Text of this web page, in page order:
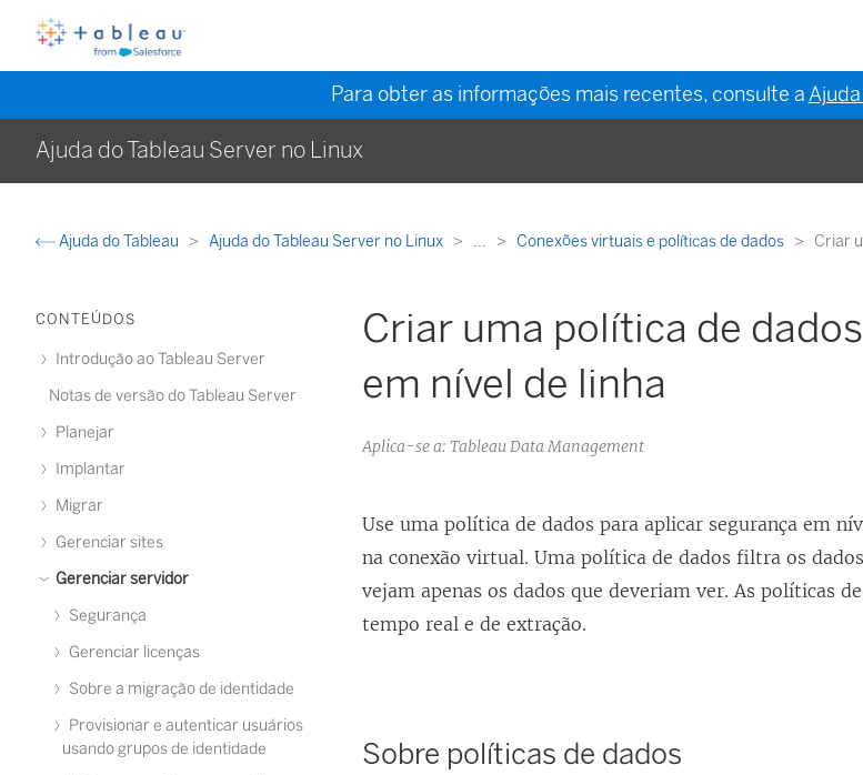
Para obter as informações mais recentes, consulte a
Ajuda do Tableau Server no Linux
Ajuda do Tableau Ajuda do Tableau Server no Linux ... Conexões virtuais e políticas de dados Criar
CONTEÚDOS
Introdução ao Tableau Server
Notas de versão do Tableau Server
Planejar
Implantar
Migrar
Gerenciar sites
Gerenciar servidor
Segurança
Gerenciar licenças
Sobre a migração de identidade
Provisionar e autenticar usuários
usando grupos de identidade
Criar uma política de
em nível de linha
Aplica-se a: Tableau Data Management
Use uma política de dados para aplicar segurança em
na conexão virtual. Uma política de dados filtra os
vejam apenas os dados que deveriam ver. As políticas
tempo real e de extração.
Sobre políticas de dados